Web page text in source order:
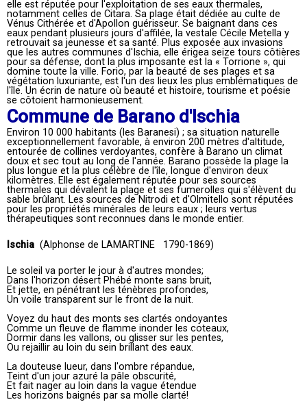
elle est réputée pour l'exploitation de ses eaux thermales,
notamment celles de Citara. Sa plage était dédiée au culte de
Vénus Cithérée et d'Apollon guérisseur. Se baignant dans ces
eaux pendant plusieurs jours d'affilée, la vestale Cécile Metella y
retrouvait sa jeunesse et sa santé. Plus exposée aux invasions
que les autres communes d'Ischia, elle érigea seize tours côtières
pour sa défense, dont la plus imposante est la « Torrione », qui
domine toute la ville. Forio, par la beauté de ses plages et sa
végétation luxuriante, est l'un des lieux les plus emblématiques de
l'île. Un écrin de nature où beauté et histoire, tourisme et poésie
se côtoient harmonieusement.
Commune de Barano d'Ischia
Environ 10 000 habitants (les Baranesi) ; sa situation naturelle
exceptionnellement favorable, à environ 200 mètres d'altitude,
entourée de collines verdoyantes, confère à Barano un climat
doux et sec tout au long de l'année. Barano possède la plage la
plus longue et la plus célèbre de l'île, longue d'environ deux
kilomètres. Elle est également réputée pour ses sources
thermales qui dévalent la plage et ses fumerolles qui s'élèvent du
sable brûlant. Les sources de Nitrodi et d'Olmitello sont réputées
pour les propriétés minérales de leurs eaux ; leurs vertus
thérapeutiques sont reconnues dans le monde entier.
Ischia (Alphonse de LAMARTINE 1790-1869)
Le soleil va porter le jour à d'autres mondes;
Dans l'horizon désert Phébé monte sans bruit,
Et jette, en pénétrant les ténèbres profondes,
Un voile transparent sur le front de la nuit.
Voyez du haut des monts ses clartés ondoyantes
Comme un fleuve de flamme inonder les coteaux,
Dormir dans les vallons, ou glisser sur les pentes,
Ou rejaillir au loin du sein brillant des eaux.
La douteuse lueur, dans l'ombre répandue,
Teint d'un jour azuré la pâle obscurité,
Et fait nager au loin dans la vague étendue
Les horizons baignés par sa molle clarté!